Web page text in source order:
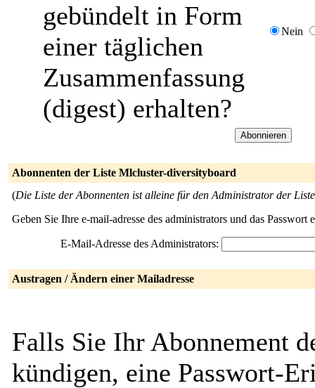
gebündelt in Form
einer täglichen
Zusammenfassung
(digest) erhalten?
Nein
Abonnenten der Liste Mlcluster-diversityboard
(Die Liste der Abonnenten ist alleine für den Administrator der
Geben Sie Ihre e-mail-adresse des administrators und das
E-Mail-Adresse des Administrators:
Austragen / Ändern einer Mailadresse
Falls Sie Ihr Abonnement
kündigen, eine Passwort-